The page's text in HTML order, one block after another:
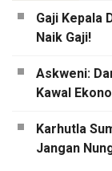
Gaji Kepala
Naik Gaji!
Askweni:
Kawal
Karhutla
Jangan